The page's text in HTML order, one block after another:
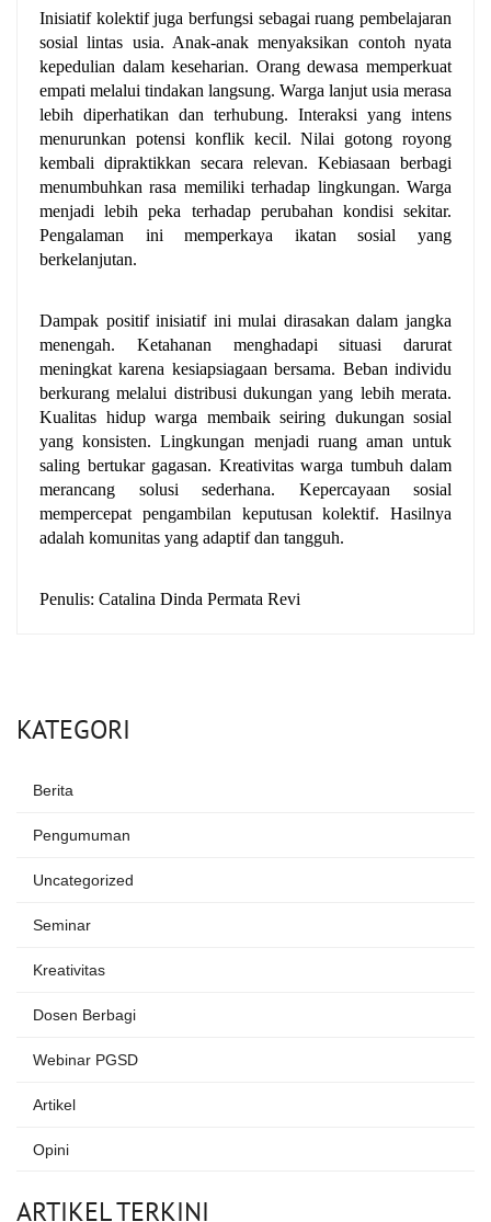
Inisiatif kolektif juga berfungsi sebagai ruang pembelajaran
sosial lintas usia. Anak-anak menyaksikan contoh nyata
kepedulian dalam keseharian. Orang dewasa memperkuat
empati melalui tindakan langsung. Warga lanjut usia merasa
lebih diperhatikan dan terhubung. Interaksi yang intens
menurunkan potensi konflik kecil. Nilai gotong royong
kembali dipraktikkan secara relevan. Kebiasaan berbagi
menumbuhkan rasa memiliki terhadap lingkungan. Warga
menjadi lebih peka terhadap perubahan kondisi sekitar.
Pengalaman ini memperkaya ikatan sosial yang
berkelanjutan.
Dampak positif inisiatif ini mulai dirasakan dalam jangka
menengah. Ketahanan menghadapi situasi darurat
meningkat karena kesiapsiagaan bersama. Beban individu
berkurang melalui distribusi dukungan yang lebih merata.
Kualitas hidup warga membaik seiring dukungan sosial
yang konsisten. Lingkungan menjadi ruang aman untuk
saling bertukar gagasan. Kreativitas warga tumbuh dalam
merancang solusi sederhana. Kepercayaan sosial
mempercepat pengambilan keputusan kolektif. Hasilnya
adalah komunitas yang adaptif dan tangguh.
Penulis: Catalina Dinda Permata Revi
KATEGORI
Berita
Pengumuman
Uncategorized
Seminar
Kreativitas
Dosen Berbagi
Webinar PGSD
Artikel
Opini
ARTIKEL TERKINI